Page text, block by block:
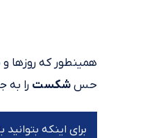
همینطور که روزها
حسشکست را به
برای اینکه